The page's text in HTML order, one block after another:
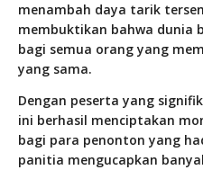
menambah daya tarik
membuktikan bahwa dunia
bagi semua orang yang
yang sama.
Dengan peserta yang
ini berhasil menciptakan
bagi para penonton yang
panitia mengucapkan